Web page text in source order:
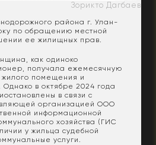
Зорикто Дагбаев
района г. Улан-
по обращению местной
ее жилищных прав.
как одиноко
получала ежемесячную
помещения и
Однако в октябре 2024 года
в связи с
организацией ООО
информационной
хозяйства (ГИС
у жильца судебной
услуги.